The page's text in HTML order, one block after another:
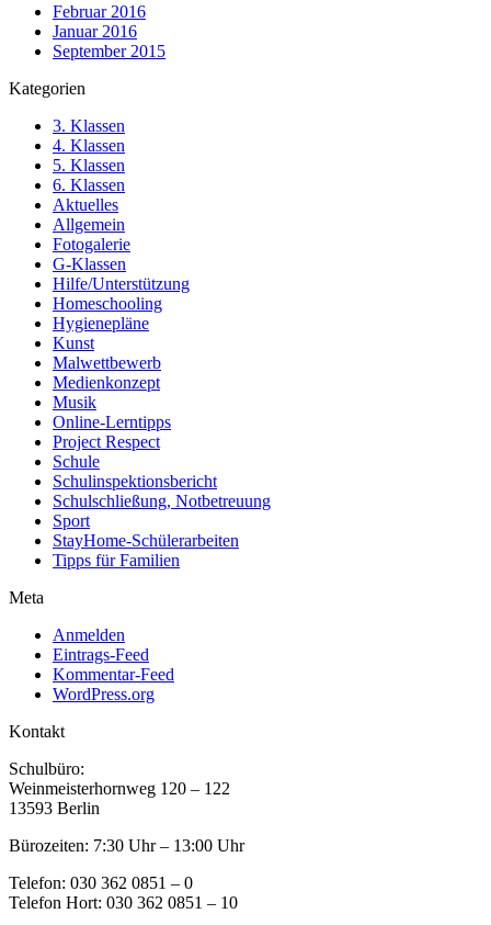
Februar 2016
Januar 2016
September 2015
Kategorien
3. Klassen
4. Klassen
5. Klassen
6. Klassen
Aktuelles
Allgemein
Fotogalerie
G-Klassen
Hilfe/Unterstützung
Homeschooling
Hygienepläne
Kunst
Malwettbewerb
Medienkonzept
Musik
Online-Lerntipps
Project Respect
Schule
Schulinspektionsbericht
Schulschließung, Notbetreuung
Sport
StayHome-Schülerarbeiten
Tipps für Familien
Meta
Anmelden
Eintrags-Feed
Kommentar-Feed
WordPress.org
Kontakt
Schulbüro:
Weinmeisterhornweg 120 – 122
13593 Berlin
Bürozeiten: 7:30 Uhr – 13:00 Uhr
Telefon: 030 362 0851 – 0
Telefon Hort: 030 362 0851 – 10